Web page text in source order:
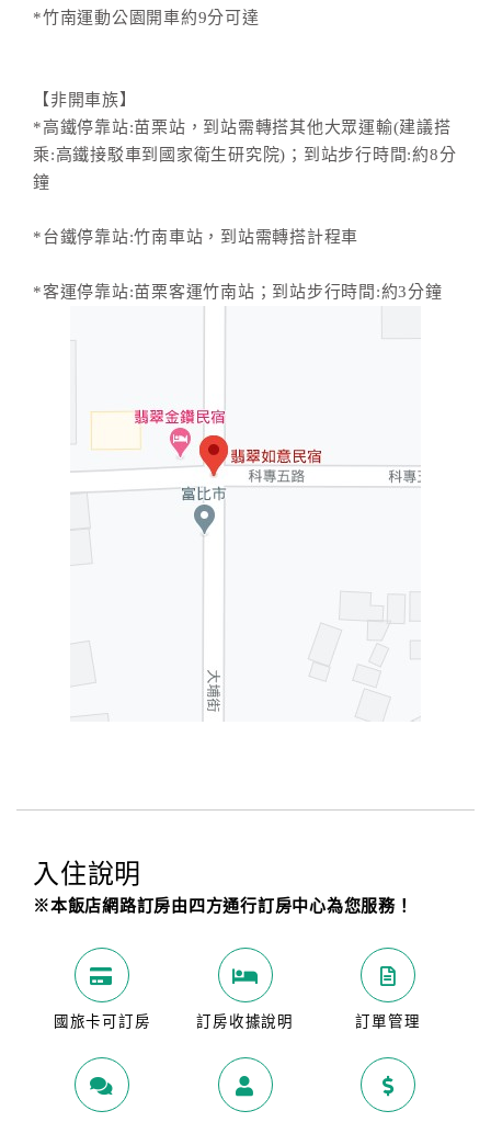
*竹南運動公園開車約9分可達
【非開車族】
*高鐵停靠站:苗栗站，到站需轉搭其他大眾運輸(建議搭
乘:高鐵接駁車到國家衛生研究院)；到站步行時間:約8分
鐘
*台鐵停靠站:竹南車站，到站需轉搭計程車
*客運停靠站:苗栗客運竹南站；到站步行時間:約3分鐘
入住說明
※本飯店網路訂房由四方通行訂房中心為您服務！
國旅卡可訂房 訂房收據說明 訂單管理